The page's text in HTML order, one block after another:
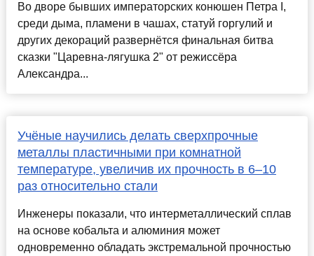
Во дворе бывших императорских конюшен Петра I,
среди дыма, пламени в чашах, статуй горгулий и
других декораций развернётся финальная битва
сказки "Царевна-лягушка 2" от режиссёра
Александра...
Учёные научились делать сверхпрочные
металлы пластичными при комнатной
температуре, увеличив их прочность в 6–10
раз относительно стали
Инженеры показали, что интерметаллический сплав
на основе кобальта и алюминия может
одновременно обладать экстремальной прочностью